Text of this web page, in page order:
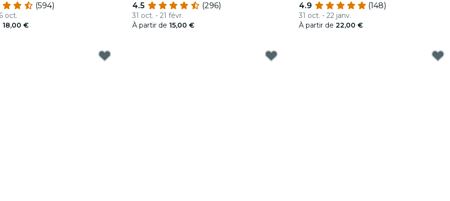
(594)
oct.
18,00 €
4.5
(296)
31 oct. - 21 févr.
À partir de 15,00 €
4.9
(148)
31 oct. - 22 janv.
À partir de 22,00 €